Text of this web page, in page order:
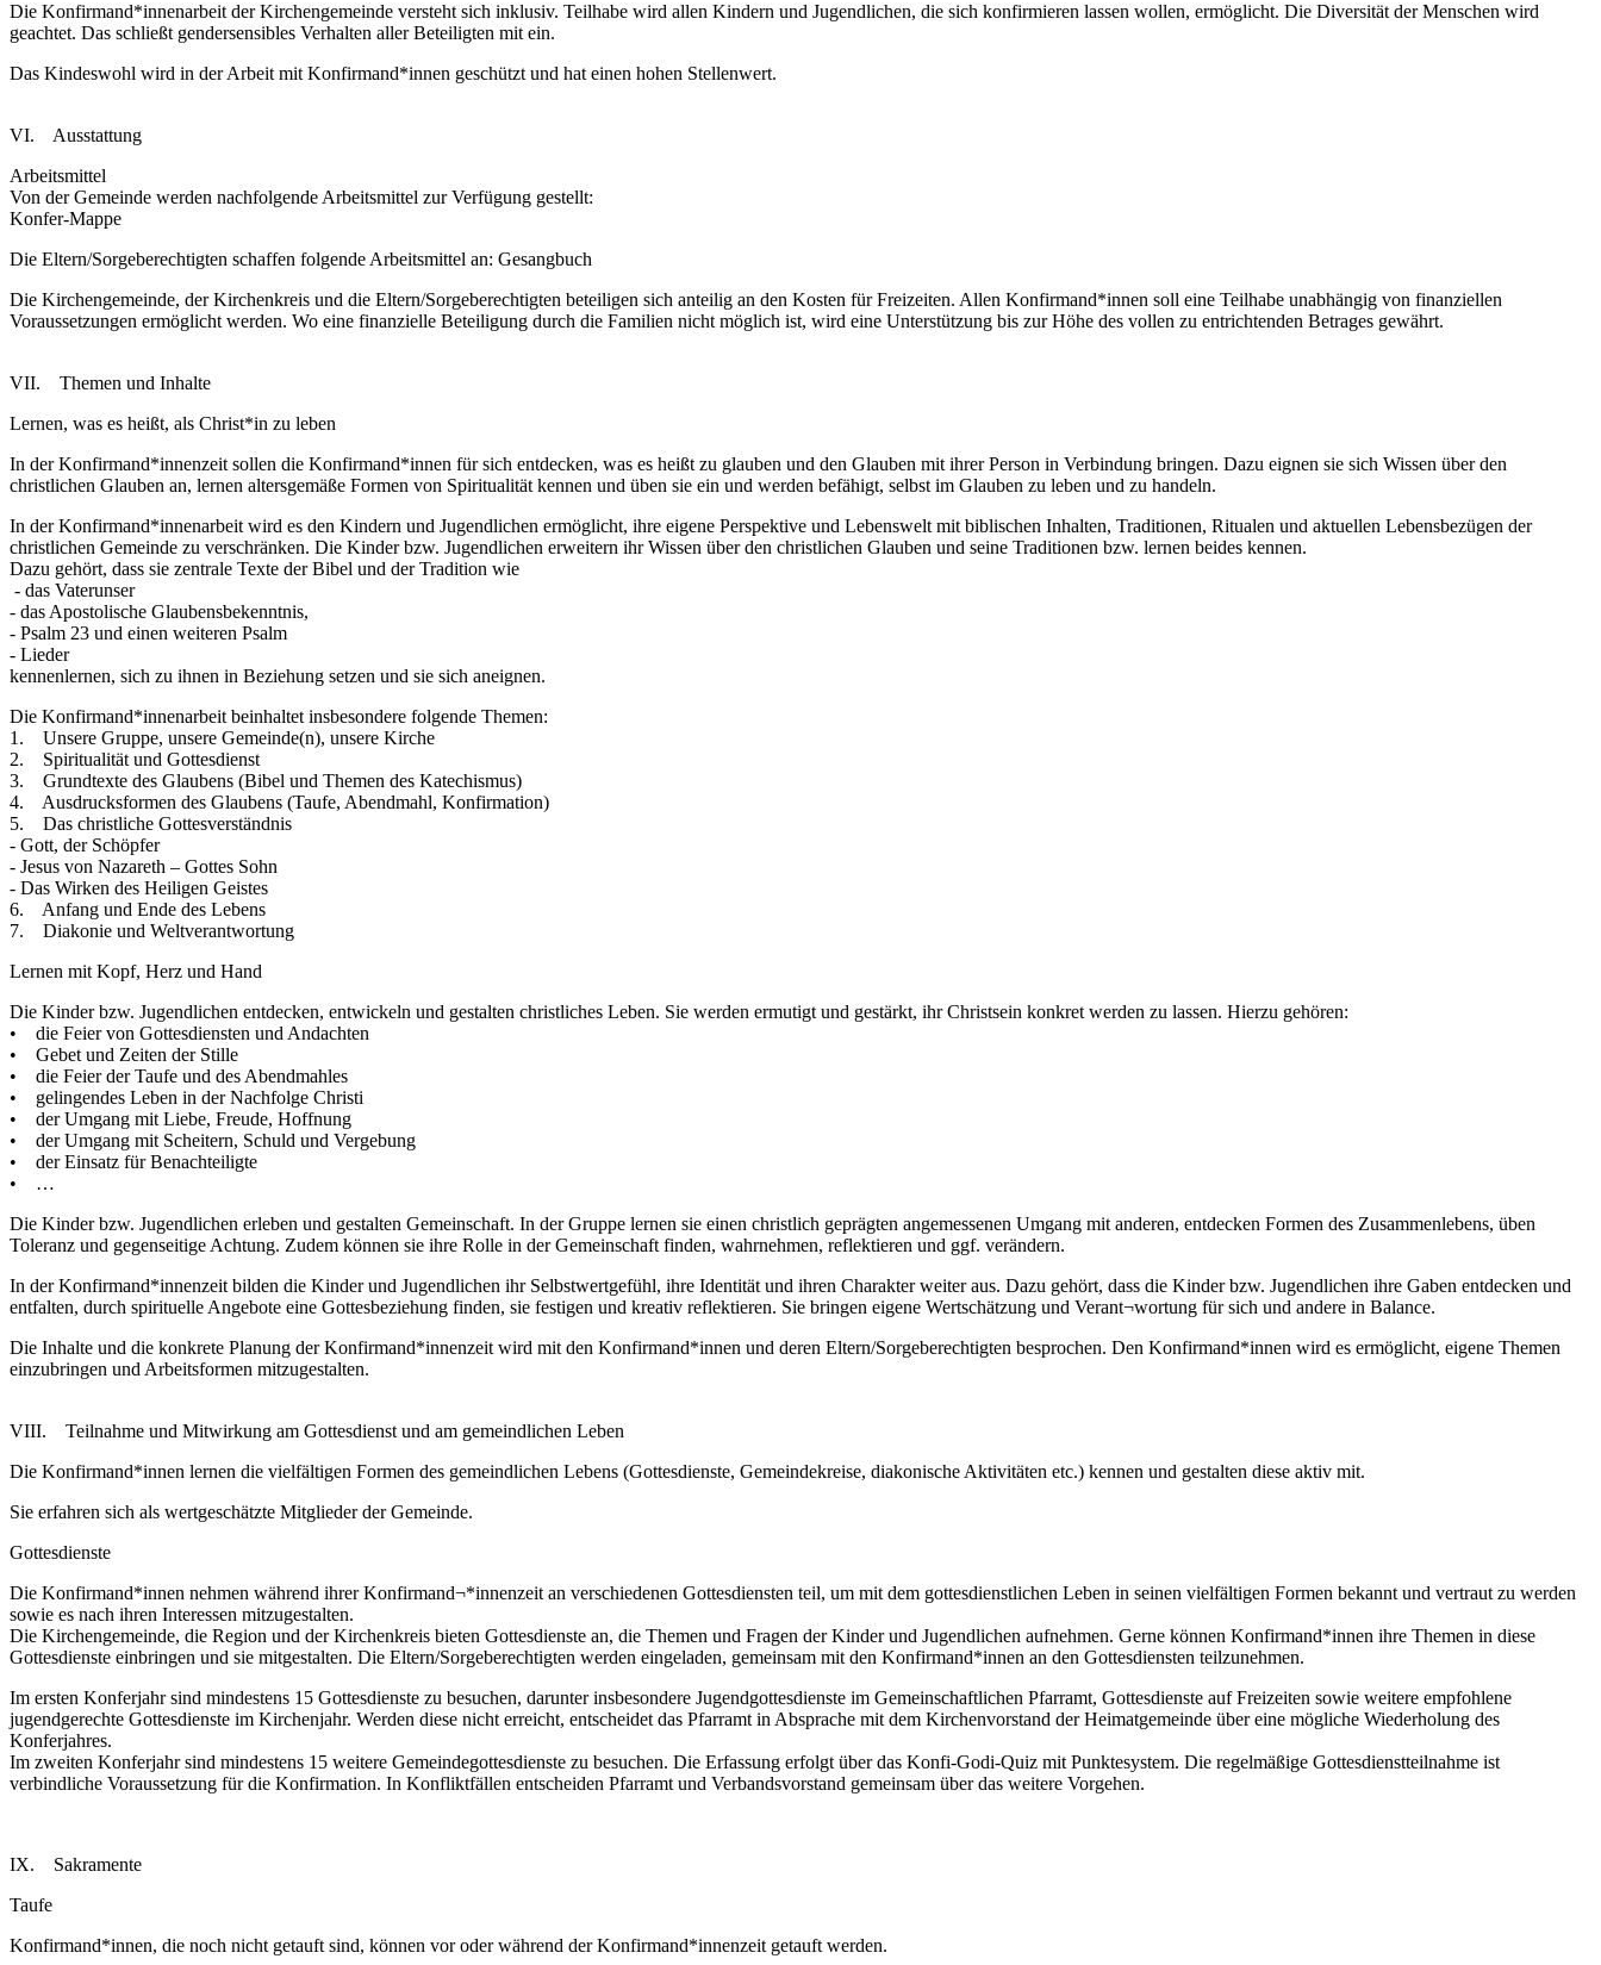
Die Konfirmand*innenarbeit der Kirchengemeinde versteht sich inklusiv. Teilhabe wird allen Kindern und Jugendlichen, die sich konfirmieren lassen wollen, ermöglicht. Die Diversität der Menschen wird
geachtet. Das schließt gendersensibles Verhalten aller Beteiligten mit ein.
Das Kindeswohl wird in der Arbeit mit Konfirmand*innen geschützt und hat einen hohen Stellenwert.
VI. Ausstattung
Arbeitsmittel
Von der Gemeinde werden nachfolgende Arbeitsmittel zur Verfügung gestellt:
Konfer-Mappe
Die Eltern/Sorgeberechtigten schaffen folgende Arbeitsmittel an: Gesangbuch
Die Kirchengemeinde, der Kirchenkreis und die Eltern/Sorgeberechtigten beteiligen sich anteilig an den Kosten für Freizeiten. Allen Konfirmand*innen soll eine Teilhabe unabhängig von finanziellen
Voraussetzungen ermöglicht werden. Wo eine finanzielle Beteiligung durch die Familien nicht möglich ist, wird eine Unterstützung bis zur Höhe des vollen zu entrichtenden Betrages gewährt.
VII. Themen und Inhalte
Lernen, was es heißt, als Christ*in zu leben
In der Konfirmand*innenzeit sollen die Konfirmand*innen für sich entdecken, was es heißt zu glauben und den Glauben mit ihrer Person in Verbindung bringen. Dazu eignen sie sich Wissen über den
christlichen Glauben an, lernen altersgemäße Formen von Spiritualität kennen und üben sie ein und werden befähigt, selbst im Glauben zu leben und zu handeln.
In der Konfirmand*innenarbeit wird es den Kindern und Jugendlichen ermöglicht, ihre eigene Perspektive und Lebenswelt mit biblischen Inhalten, Traditionen, Ritualen und aktuellen Lebensbezügen der
christlichen Gemeinde zu verschränken. Die Kinder bzw. Jugendlichen erweitern ihr Wissen über den christlichen Glauben und seine Traditionen bzw. lernen beides kennen.
Dazu gehört, dass sie zentrale Texte der Bibel und der Tradition wie
- das Vaterunser
- das Apostolische Glaubensbekenntnis,
- Psalm 23 und einen weiteren Psalm
- Lieder
kennenlernen, sich zu ihnen in Beziehung setzen und sie sich aneignen.
Die Konfirmand*innenarbeit beinhaltet insbesondere folgende Themen:
1. Unsere Gruppe, unsere Gemeinde(n), unsere Kirche
2. Spiritualität und Gottesdienst
3. Grundtexte des Glaubens (Bibel und Themen des Katechismus)
4. Ausdrucksformen des Glaubens (Taufe, Abendmahl, Konfirmation)
5. Das christliche Gottesverständnis
- Gott, der Schöpfer
- Jesus von Nazareth – Gottes Sohn
- Das Wirken des Heiligen Geistes
6. Anfang und Ende des Lebens
7. Diakonie und Weltverantwortung
Lernen mit Kopf, Herz und Hand
Die Kinder bzw. Jugendlichen entdecken, entwickeln und gestalten christliches Leben. Sie werden ermutigt und gestärkt, ihr Christsein konkret werden zu lassen. Hierzu gehören:
• die Feier von Gottesdiensten und Andachten
• Gebet und Zeiten der Stille
• die Feier der Taufe und des Abendmahles
• gelingendes Leben in der Nachfolge Christi
• der Umgang mit Liebe, Freude, Hoffnung
• der Umgang mit Scheitern, Schuld und Vergebung
• der Einsatz für Benachteiligte
• …
Die Kinder bzw. Jugendlichen erleben und gestalten Gemeinschaft. In der Gruppe lernen sie einen christlich geprägten angemessenen Umgang mit anderen, entdecken Formen des Zusammenlebens, üben
Toleranz und gegenseitige Achtung. Zudem können sie ihre Rolle in der Gemeinschaft finden, wahrnehmen, reflektieren und ggf. verändern.
In der Konfirmand*innenzeit bilden die Kinder und Jugendlichen ihr Selbstwertgefühl, ihre Identität und ihren Charakter weiter aus. Dazu gehört, dass die Kinder bzw. Jugendlichen ihre Gaben entdecken und
entfalten, durch spirituelle Angebote eine Gottesbeziehung finden, sie festigen und kreativ reflektieren. Sie bringen eigene Wertschätzung und Verant¬wortung für sich und andere in Balance.
Die Inhalte und die konkrete Planung der Konfirmand*innenzeit wird mit den Konfirmand*innen und deren Eltern/Sorgeberechtigten besprochen. Den Konfirmand*innen wird es ermöglicht, eigene Themen
einzubringen und Arbeitsformen mitzugestalten.
VIII. Teilnahme und Mitwirkung am Gottesdienst und am gemeindlichen Leben
Die Konfirmand*innen lernen die vielfältigen Formen des gemeindlichen Lebens (Gottesdienste, Gemeindekreise, diakonische Aktivitäten etc.) kennen und gestalten diese aktiv mit.
Sie erfahren sich als wertgeschätzte Mitglieder der Gemeinde.
Gottesdienste
Die Konfirmand*innen nehmen während ihrer Konfirmand¬*innenzeit an verschiedenen Gottesdiensten teil, um mit dem gottesdienstlichen Leben in seinen vielfältigen Formen bekannt und vertraut zu werden
sowie es nach ihren Interessen mitzugestalten.
Die Kirchengemeinde, die Region und der Kirchenkreis bieten Gottesdienste an, die Themen und Fragen der Kinder und Jugendlichen aufnehmen. Gerne können Konfirmand*innen ihre Themen in diese
Gottesdienste einbringen und sie mitgestalten. Die Eltern/Sorgeberechtigten werden eingeladen, gemeinsam mit den Konfirmand*innen an den Gottesdiensten teilzunehmen.
Im ersten Konferjahr sind mindestens 15 Gottesdienste zu besuchen, darunter insbesondere Jugendgottesdienste im Gemeinschaftlichen Pfarramt, Gottesdienste auf Freizeiten sowie weitere empfohlene
jugendgerechte Gottesdienste im Kirchenjahr. Werden diese nicht erreicht, entscheidet das Pfarramt in Absprache mit dem Kirchenvorstand der Heimatgemeinde über eine mögliche Wiederholung des
Konferjahres.
Im zweiten Konferjahr sind mindestens 15 weitere Gemeindegottesdienste zu besuchen. Die Erfassung erfolgt über das Konfi-Godi-Quiz mit Punktesystem. Die regelmäßige Gottesdienstteilnahme ist
verbindliche Voraussetzung für die Konfirmation. In Konfliktfällen entscheiden Pfarramt und Verbandsvorstand gemeinsam über das weitere Vorgehen.
IX. Sakramente
Taufe
Konfirmand*innen, die noch nicht getauft sind, können vor oder während der Konfirmand*innenzeit getauft werden.